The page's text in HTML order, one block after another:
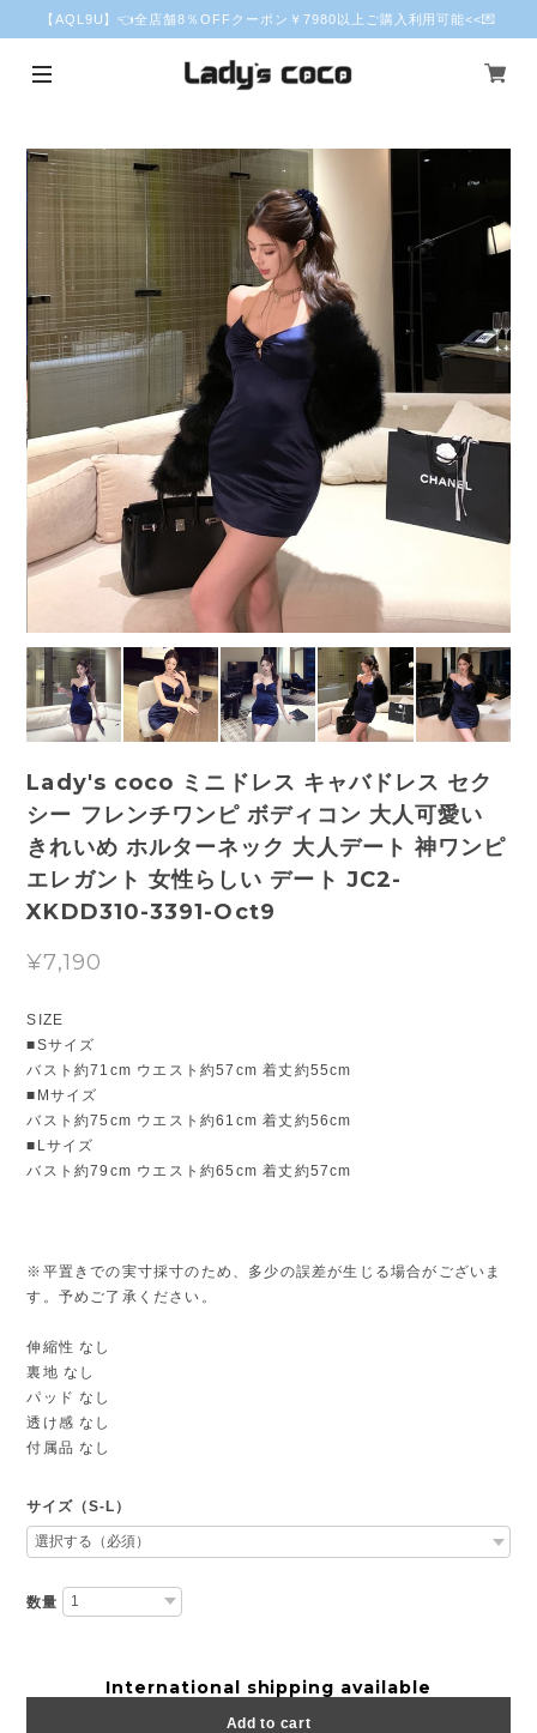
【AQL9U】👈全店舗8％OFFクーポン￥7980以上ご購入利用可能<<💌
Lady's coco ミニドレス キャバドレス セク
シー フレンチワンピ ボディコン 大人可愛い
きれいめ ホルターネック 大人デート 神ワンピ
エレガント 女性らしい デート JC2-
XKDD310-3391-Oct9
¥7,190
SIZE
■Sサイズ
バスト約71cm ウエスト約57cm 着丈約55cm
■Mサイズ
バスト約75cm ウエスト約61cm 着丈約56cm
■Lサイズ
バスト約79cm ウエスト約65cm 着丈約57cm
※平置きでの実寸採寸のため、多少の誤差が生じる場合がございま
す。予めご了承ください。
伸縮性 なし
裏地 なし
パッド なし
透け感 なし
付属品 なし
サイズ（S-L）
数量
International shipping available
Add to cart